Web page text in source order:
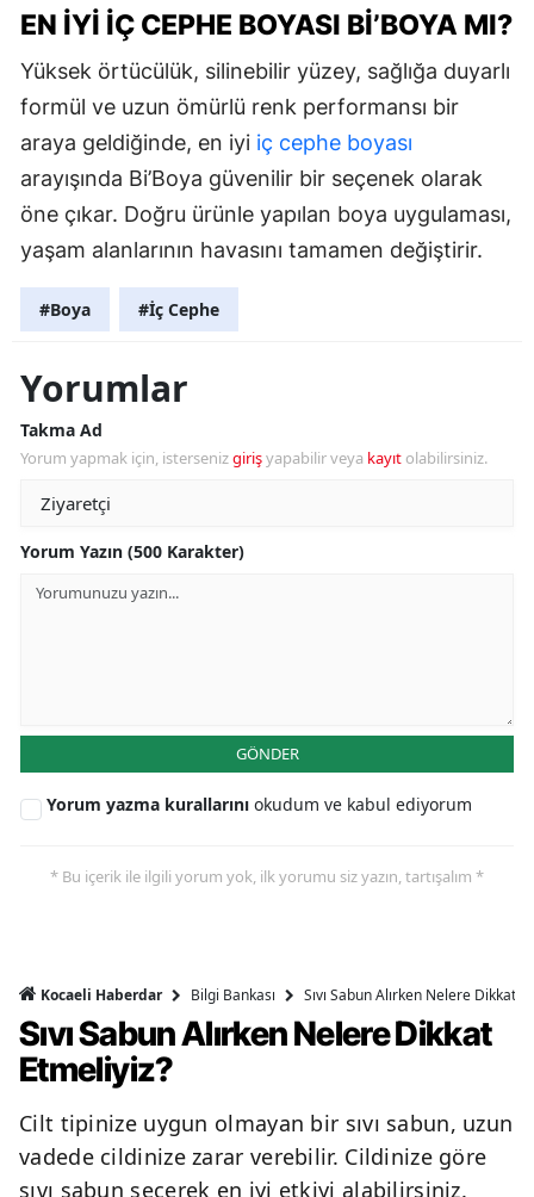
EN İYI İÇ CEPHE BOYASI BI’BOYA MI?
Yüksek örtücülük, silinebilir yüzey, sağlığa duyarlı
formül ve uzun ömürlü renk performansı bir
araya geldiğinde, en iyi iç cephe boyası
arayışında Bi’Boya güvenilir bir seçenek olarak
öne çıkar. Doğru ürünle yapılan boya uygulaması,
yaşam alanlarının havasını tamamen değiştirir.
#Boya #İç Cephe
Yorumlar
Takma Ad
Yorum yapmak için, istersenizgirişyapabilir veya kayıt olabilirsiniz.
Yorum Yazın (500 Karakter)
GÖNDER
Yorum yazma kurallarını okudum ve kabul ediyorum
* Bu içerik ile ilgili yorum yok, ilk yorumu siz yazın, tartışalım *
Kocaeli Haberdar Bilgi Bankası Sıvı Sabun Alırken Nelere Dikkat
Sıvı Sabun Alırken Nelere Dikkat
Etmeliyiz?
Cilt tipinize uygun olmayan bir sıvı sabun, uzun
vadede cildinize zarar verebilir. Cildinize göre
sıvı sabun seçerek en iyi etkiyi alabilirsiniz.